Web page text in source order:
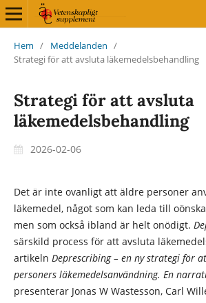
Hem / Meddelanden /
Strategi för att avsluta läkemedelsbehandling
Strategi för att avsluta
läkemedelsbehandling
2026-02-06
Det är inte ovanligt att äldre personer
läkemedel, något som kan leda till
men som också ibland är helt onödigt.
särskild process för att avsluta
artikeln Deprescribing – en ny strategi för
personers läke­medelsanvändning. En
presenterar Jonas W Wastesson, Carl